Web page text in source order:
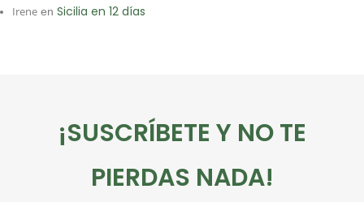
Irene en Sicilia en 12 días
¡SUSCRÍBETE Y NO TE
PIERDAS NADA!